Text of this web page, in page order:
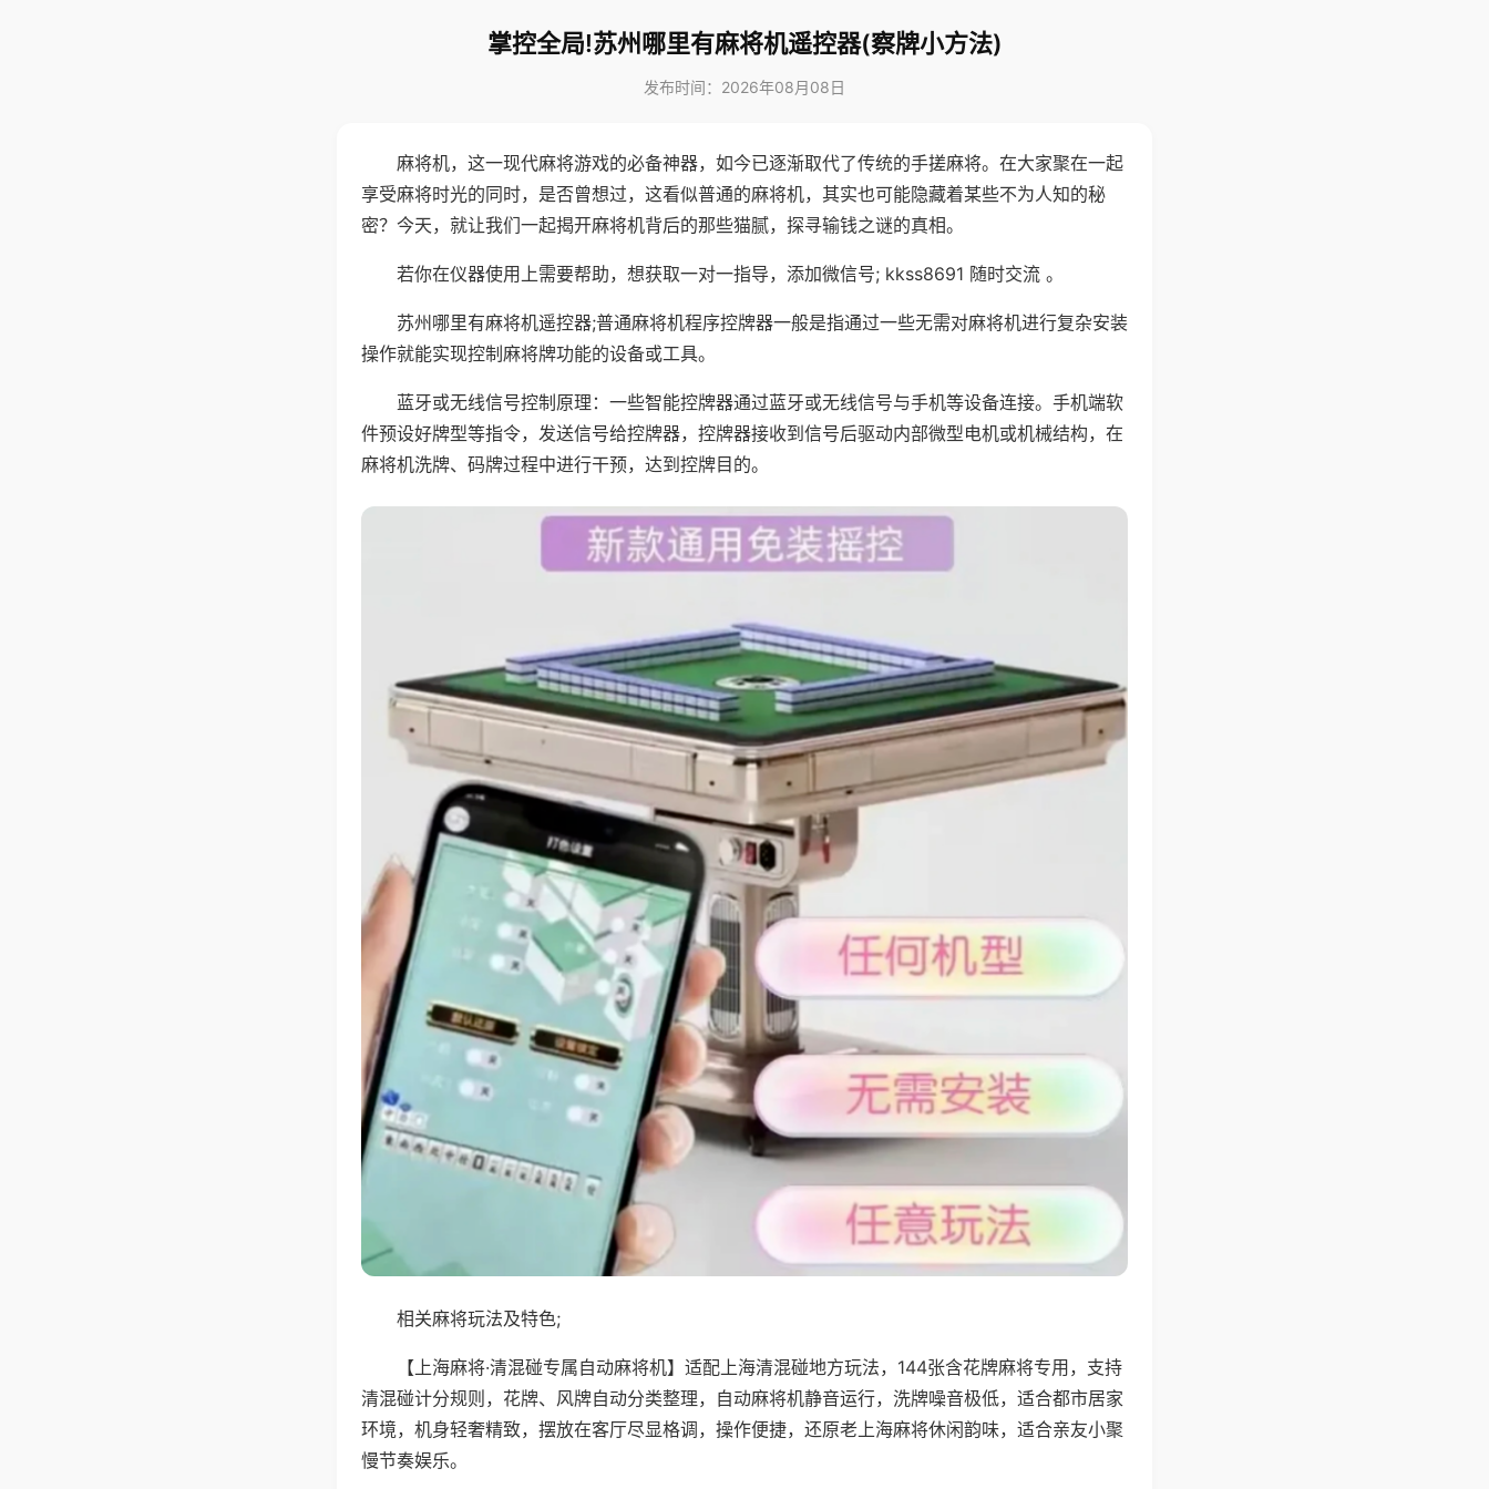
掌控全局!苏州哪里有麻将机遥控器(察牌小方法)
发布时间：2026年08月08日
麻将机，这一现代麻将游戏的必备神器，如今已逐渐取代了传统的手搓麻将。在大家聚在一起
享受麻将时光的同时，是否曾想过，这看似普通的麻将机，其实也可能隐藏着某些不为人知的秘
密？今天，就让我们一起揭开麻将机背后的那些猫腻，探寻输钱之谜的真相。
若你在仪器使用上需要帮助，想获取一对一指导，添加微信号; kkss8691 随时交流 。
苏州哪里有麻将机遥控器;普通麻将机程序控牌器一般是指通过一些无需对麻将机进行复杂安装
操作就能实现控制麻将牌功能的设备或工具。
蓝牙或无线信号控制原理：一些智能控牌器通过蓝牙或无线信号与手机等设备连接。手机端软
件预设好牌型等指令，发送信号给控牌器，控牌器接收到信号后驱动内部微型电机或机械结构，在
麻将机洗牌、码牌过程中进行干预，达到控牌目的。
相关麻将玩法及特色;
【上海麻将·清混碰专属自动麻将机】适配上海清混碰地方玩法，144张含花牌麻将专用，支持
清混碰计分规则，花牌、风牌自动分类整理，自动麻将机静音运行，洗牌噪音极低，适合都市居家
环境，机身轻奢精致，摆放在客厅尽显格调，操作便捷，还原老上海麻将休闲韵味，适合亲友小聚
慢节奏娱乐。